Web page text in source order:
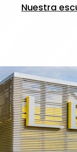
Nuestra